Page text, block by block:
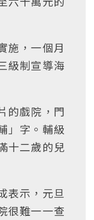
施，一個月
級制宣導海
的戲院，門
」字。輔級
十二歲的兒
表示，元旦
很難一一查